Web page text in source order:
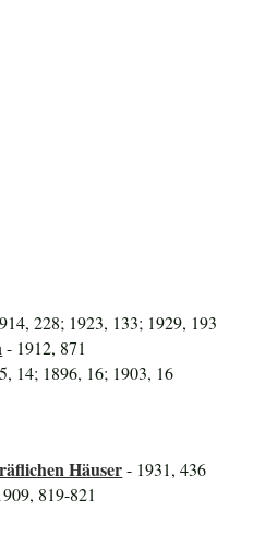
228; 1923, 133; 1929, 193
- 1912, 871
14; 1896, 16; 1903, 16
Häuser- 1931, 436
819-821